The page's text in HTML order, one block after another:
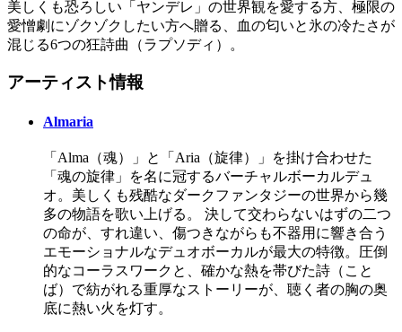
美しくも恐ろしい「ヤンデレ」の世界観を愛する方、極限の
愛憎劇にゾクゾクしたい方へ贈る、血の匂いと氷の冷たさが
混じる6つの狂詩曲（ラプソディ）。
アーティスト情報
Almaria
「Alma（魂）」と「Aria（旋律）」を掛け合わせた
「魂の旋律」を名に冠するバーチャルボーカルデュ
オ。美しくも残酷なダークファンタジーの世界から幾
多の物語を歌い上げる。 決して交わらないはずの二つ
の命が、すれ違い、傷つきながらも不器用に響き合う
エモーショナルなデュオボーカルが最大の特徴。圧倒
的なコーラスワークと、確かな熱を帯びた詩（こと
ば）で紡がれる重厚なストーリーが、聴く者の胸の奥
底に熱い火を灯す。